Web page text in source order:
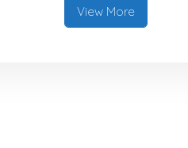
View More